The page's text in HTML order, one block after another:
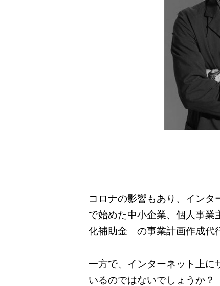
コロナの影響もあり、イン
で始めた中小企業、個人事業
化補助金」の事業計画作成代
一方で、インターネット上に
いるのではないでしょうか？